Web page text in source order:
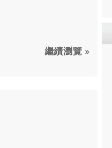
繼續瀏覽 »